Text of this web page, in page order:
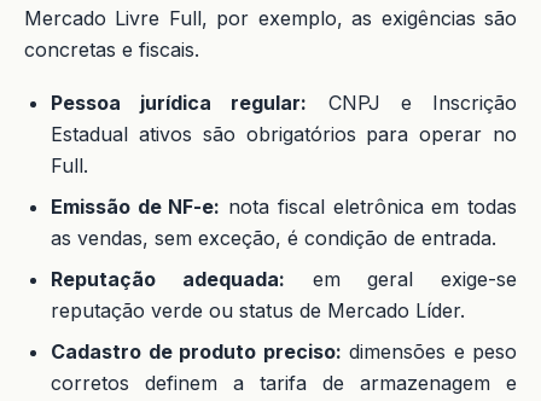
Mercado Livre Full, por exemplo, as exigências são
concretas e fiscais.
Pessoa jurídica regular: CNPJ e Inscrição
Estadual ativos são obrigatórios para operar no
Full.
Emissão de NF-e: nota fiscal eletrônica em todas
as vendas, sem exceção, é condição de entrada.
Reputação adequada: em geral exige-se
reputação verde ou status de Mercado Líder.
Cadastro de produto preciso: dimensões e peso
corretos definem a tarifa de armazenagem e